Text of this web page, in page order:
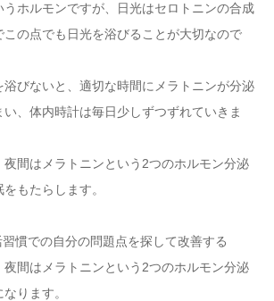
ホルモンですが、日光はセロトニンの合成
この点でも日光を浴びることが大切なので
浴びないと、適切な時間にメラトニンが分泌
い、体内時計は毎日少しずつずれていきま
間はメラトニンという2つのホルモン分泌
もたらします。
慣での自分の問題点を探して改善する
間はメラトニンという2つのホルモン分泌
ります。